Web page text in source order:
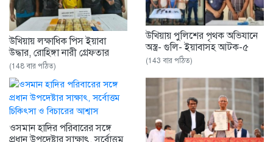
উখিয়ায় লক্ষাধিক পিস ইয়াবা
উদ্ধার, রোহিঙ্গা নারী গ্রেফতার
(148 বার পঠিত)
উখিয়ায় পুলিশের পৃথক অভিযানে
অস্ত্র- গুলি- ইয়াবাসহ আটক-৫
(143 বার পঠিত)
ওসমান হাদির পরিবারের সঙ্গে